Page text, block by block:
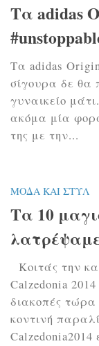
Τα adidas
Τα adidas
σίγουρα δε θα
γυναικείο
ακόμα μία
της με την...
ΜΌΔΑ ΚΑΙ ΣΤΥΛ
Τα 10
Κοιτάς την
Calzedonia
διακοπές τώρα
κοντινή